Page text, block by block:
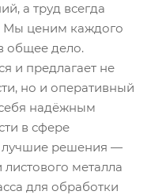
а труд всегда
Мы ценим каждого
общее дело.
и предлагает не
но и оперативный
надёжным
в сфере
лучшие решения —
металла
для обработки